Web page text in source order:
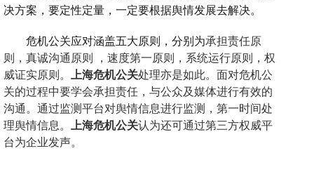
决方案，要定性定量，一定要根据舆情发展去解决。
危机公关应对涵盖五大原则，分别为承担责任原
则
， 真诚沟通原则 ， 速度第一原则 ， 系统运行原则 ， 权
威证实原则 。 上海危机公关处理亦是如此。面对危机公
关的过程中要学会承担责任，与公众及媒体进行有效的
沟通。通过监测平台对舆情信息进行监测，第一时间处
理舆情信息。
上海危机公关认为还可通过第三方权威平
台为企业发声。